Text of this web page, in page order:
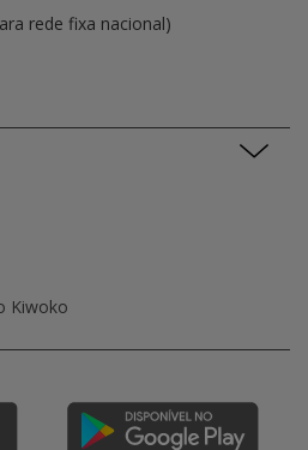
rede fixa nacional)
Kiwoko